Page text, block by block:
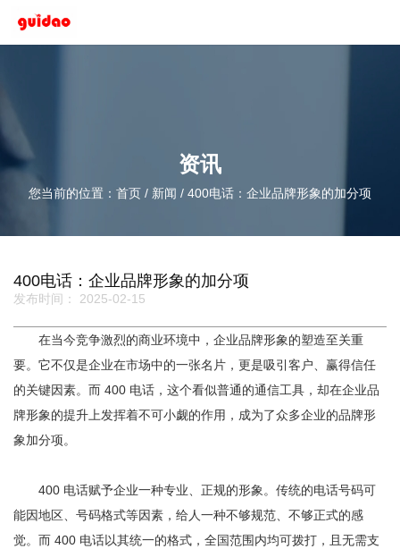
资讯
您当前的位置：首页 / 新闻 / 400电话：企业品牌形象的加分项
400电话：企业品牌形象的加分项
发布时间： 2025-02-15
在当今竞争激烈的商业环境中，企业品牌形象的塑造至关重
要。它不仅是企业在市场中的一张名片，更是吸引客户、赢得信任
的关键因素。而 400 电话，这个看似普通的通信工具，却在企业品
牌形象的提升上发挥着不可小觑的作用，成为了众多企业的品牌形
象加分项。
400 电话赋予企业一种专业、正规的形象。传统的电话号码可
能因地区、号码格式等因素，给人一种不够规范、不够正式的感
觉。而 400 电话以其统一的格式，全国范围内均可拨打，且无需支